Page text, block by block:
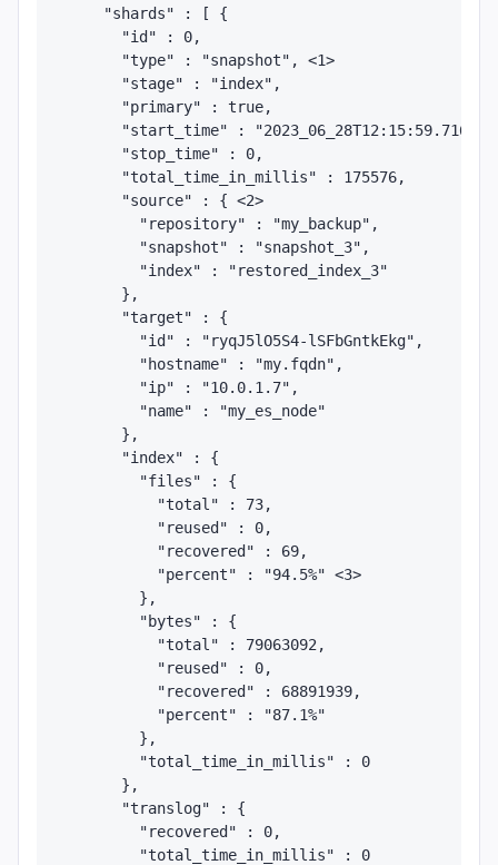
    "shards" : [ {
      "id" : 0,
      "type" : "snapshot", <1>
      "stage" : "index",
      "primary" : true,
      "start_time" : "2023_06_28T12:15:59.716",
      "stop_time" : 0,
      "total_time_in_millis" : 175576,
      "source" : { <2>
        "repository" : "my_backup",
        "snapshot" : "snapshot_3",
        "index" : "restored_index_3"
      },
      "target" : {
        "id" : "ryqJ5lO5S4-lSFbGntkEkg",
        "hostname" : "my.fqdn",
        "ip" : "10.0.1.7",
        "name" : "my_es_node"
      },
      "index" : {
        "files" : {
          "total" : 73,
          "reused" : 0,
          "recovered" : 69,
          "percent" : "94.5%" <3>
        },
        "bytes" : {
          "total" : 79063092,
          "reused" : 0,
          "recovered" : 68891939,
          "percent" : "87.1%"
        },
        "total_time_in_millis" : 0
      },
      "translog" : {
        "recovered" : 0,
        "total_time_in_millis" : 0